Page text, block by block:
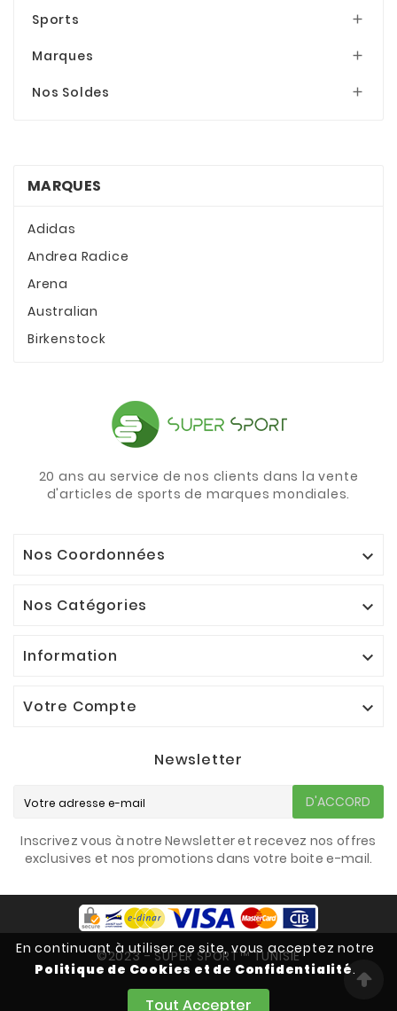
En continuant à utiliser ce site, vous acceptez notre
Politique de Cookies et de Confidentialité.
Tout Accepter
Sports 
Marques 
Nos Soldes 
MARQUES
Adidas
Andrea Radice
Arena
Australian
Birkenstock
20 ans au service de nos clients dans la vente
d'articles de sports de marques mondiales.
Nos Coordonnées 
Nos Catégories 
Information 
Votre Compte 
Newsletter
D'ACCORD
Inscrivez vous à notre Newsletter et recevez nos offres
exclusives et nos promotions dans votre boite e-mail.
©2023 - SUPER SPORT™ TUNISIE